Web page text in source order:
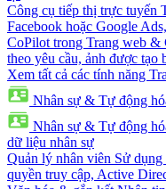
Công cụ tiếp thị trực tuyến
Facebook hoặc Google
CoPilot trong Trang web &
theo yêu cầu, ảnh được
Xem tất cả các tính năng
Nhân sự & Tự động
Nhân sự & Tự động
dữ liệu nhân sự
Quản lý nhân viên Sử dụng
quyền truy cập, Active